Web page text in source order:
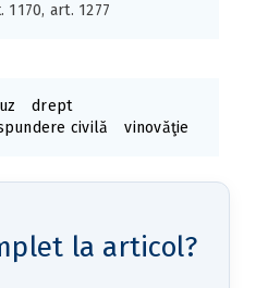
1170, art. 1277
drept
civilă
vinovăţie
la articol?